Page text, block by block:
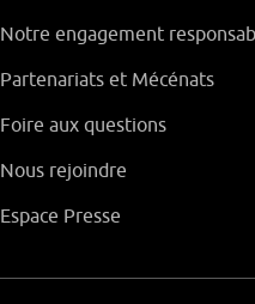
Notre engagement
Partenariats et Mécénats
Foire aux questions
Nous rejoindre
Espace Presse